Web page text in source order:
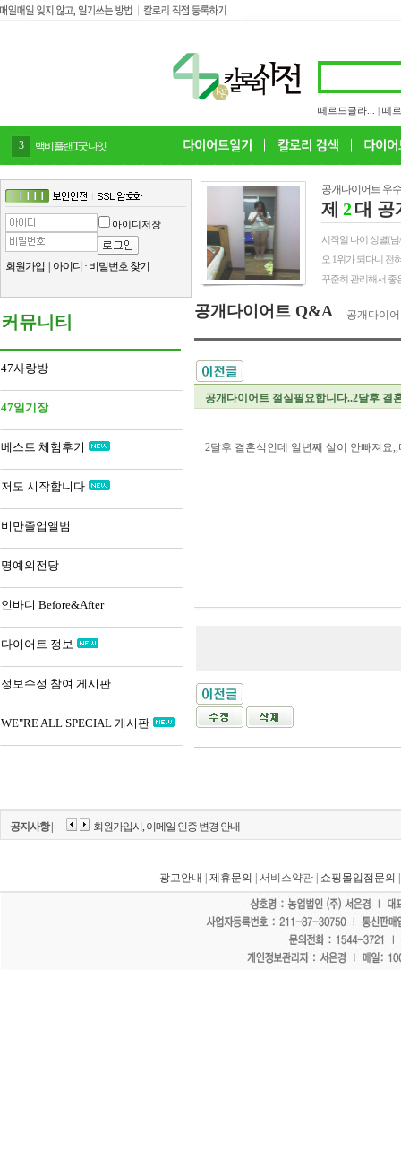
떼르드글라... 떼
4 감말랭이
아이디저장
회원가입 아이디 · 비밀번호 찾기
커뮤니티
47사랑방
47일기장
베스트 체험후기
저도 시작합니다
비만졸업앨범
명예의전당
인바디 Before&After
다이어트 정보
정보수정 참여 게시판
WE"RE ALL SPECIAL 게시판
공개다이어트 우
제 2대 공
시작일 나이 성별(남
오 1위가 되다니 전
꾸준히 관리해서 좋
공개다이어트 Q&A 공개다이
공개다이어트 절실필요합니다..2달후 결
2달후 결혼식인데 일년째 살이 안빠져요
공지사항 | 회원가입시, 이메일 인증 변경 안내
광고안내 제휴문의 | 서비스약관 | 쇼핑몰입점문의
"홈페이지 모든 게시물에